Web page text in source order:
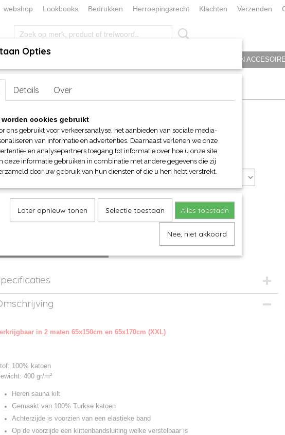
webshop Lookbooks Bedrukken Herroepingsrecht Klachten Verzenden
TAFELLINNEN KERST/FEEST KLEDING EN
en Wellness > ARTG Sauna kilt heren
Sauna kilt heren
36,25 (inclusief btw 21%)
Kleuren
Productcode
leverancier
in 2 maten 65x150cm en 65x170cm (XXL)
100% katoen
400 gr/m²
Heren sauna kilt
Gemaakt van 100% Turkse katoen
Achterzijde is voorzien van een elastieke band
Op de voorzijde een klittenbandsluiting welke verstelbaar is
Opties
Details Over
worden cookies gebruikt
ons gebruikt voor verkeersanalyse, het aanbieden van sociale media-
van informatie en advertenties. Daarnaast verlenen we onze
en analysepartners toegang tot informatie over hoe u onze site
deze informatie gebruiken in combinatie met andere gegevens die zij
door uw gebruik van hun diensten of die u hen hebt verstrekt.
Later opnieuw tonen Selectie toestaan Alles toestaan
Nee, niet akkoord